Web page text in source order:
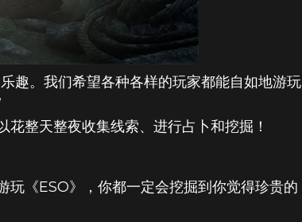
趣。我们希望各种各样的玩家都能自如地游玩
整天整夜收集线索、进行占卜和挖掘！
《ESO》，你都一定会挖掘到你觉得珍贵的